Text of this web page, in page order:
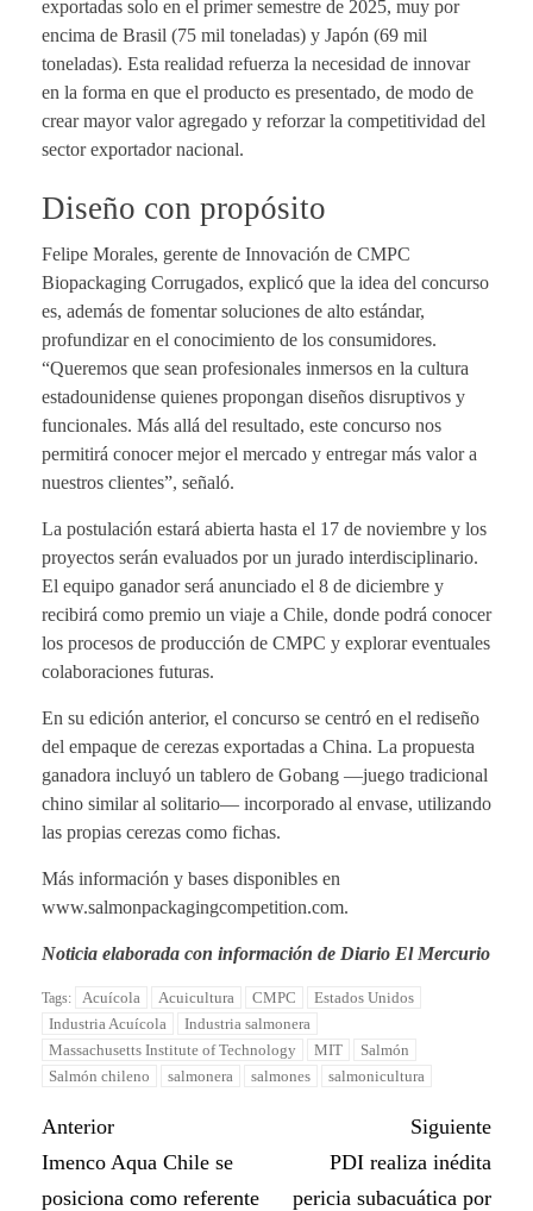
exportadas solo en el primer semestre de 2025, muy por
encima de Brasil (75 mil toneladas) y Japón (69 mil
toneladas). Esta realidad refuerza la necesidad de innovar
en la forma en que el producto es presentado, de modo de
crear mayor valor agregado y reforzar la competitividad del
sector exportador nacional.
Diseño con propósito
Felipe Morales, gerente de Innovación de CMPC
Biopackaging Corrugados, explicó que la idea del concurso
es, además de fomentar soluciones de alto estándar,
profundizar en el conocimiento de los consumidores.
“Queremos que sean profesionales inmersos en la cultura
estadounidense quienes propongan diseños disruptivos y
funcionales. Más allá del resultado, este concurso nos
permitirá conocer mejor el mercado y entregar más valor a
nuestros clientes”, señaló.
La postulación estará abierta hasta el 17 de noviembre y los
proyectos serán evaluados por un jurado interdisciplinario.
El equipo ganador será anunciado el 8 de diciembre y
recibirá como premio un viaje a Chile, donde podrá conocer
los procesos de producción de CMPC y explorar eventuales
colaboraciones futuras.
En su edición anterior, el concurso se centró en el rediseño
del empaque de cerezas exportadas a China. La propuesta
ganadora incluyó un tablero de Gobang —juego tradicional
chino similar al solitario— incorporado al envase, utilizando
las propias cerezas como fichas.
Más información y bases disponibles en
www.salmonpackagingcompetition.com.
Noticia elaborada con información de Diario El Mercurio
Tags: Acuícola Acuicultura CMPC
Estados Unidos
Industria Acuícola
Industria salmonera
Massachusetts Institute of Technology
MIT
Salmón
Salmón chileno
salmonera salmones salmonicultura
Anterior
Imenco Aqua Chile se
posiciona como referente
Siguiente
PDI realiza inédita
pericia subacuática por